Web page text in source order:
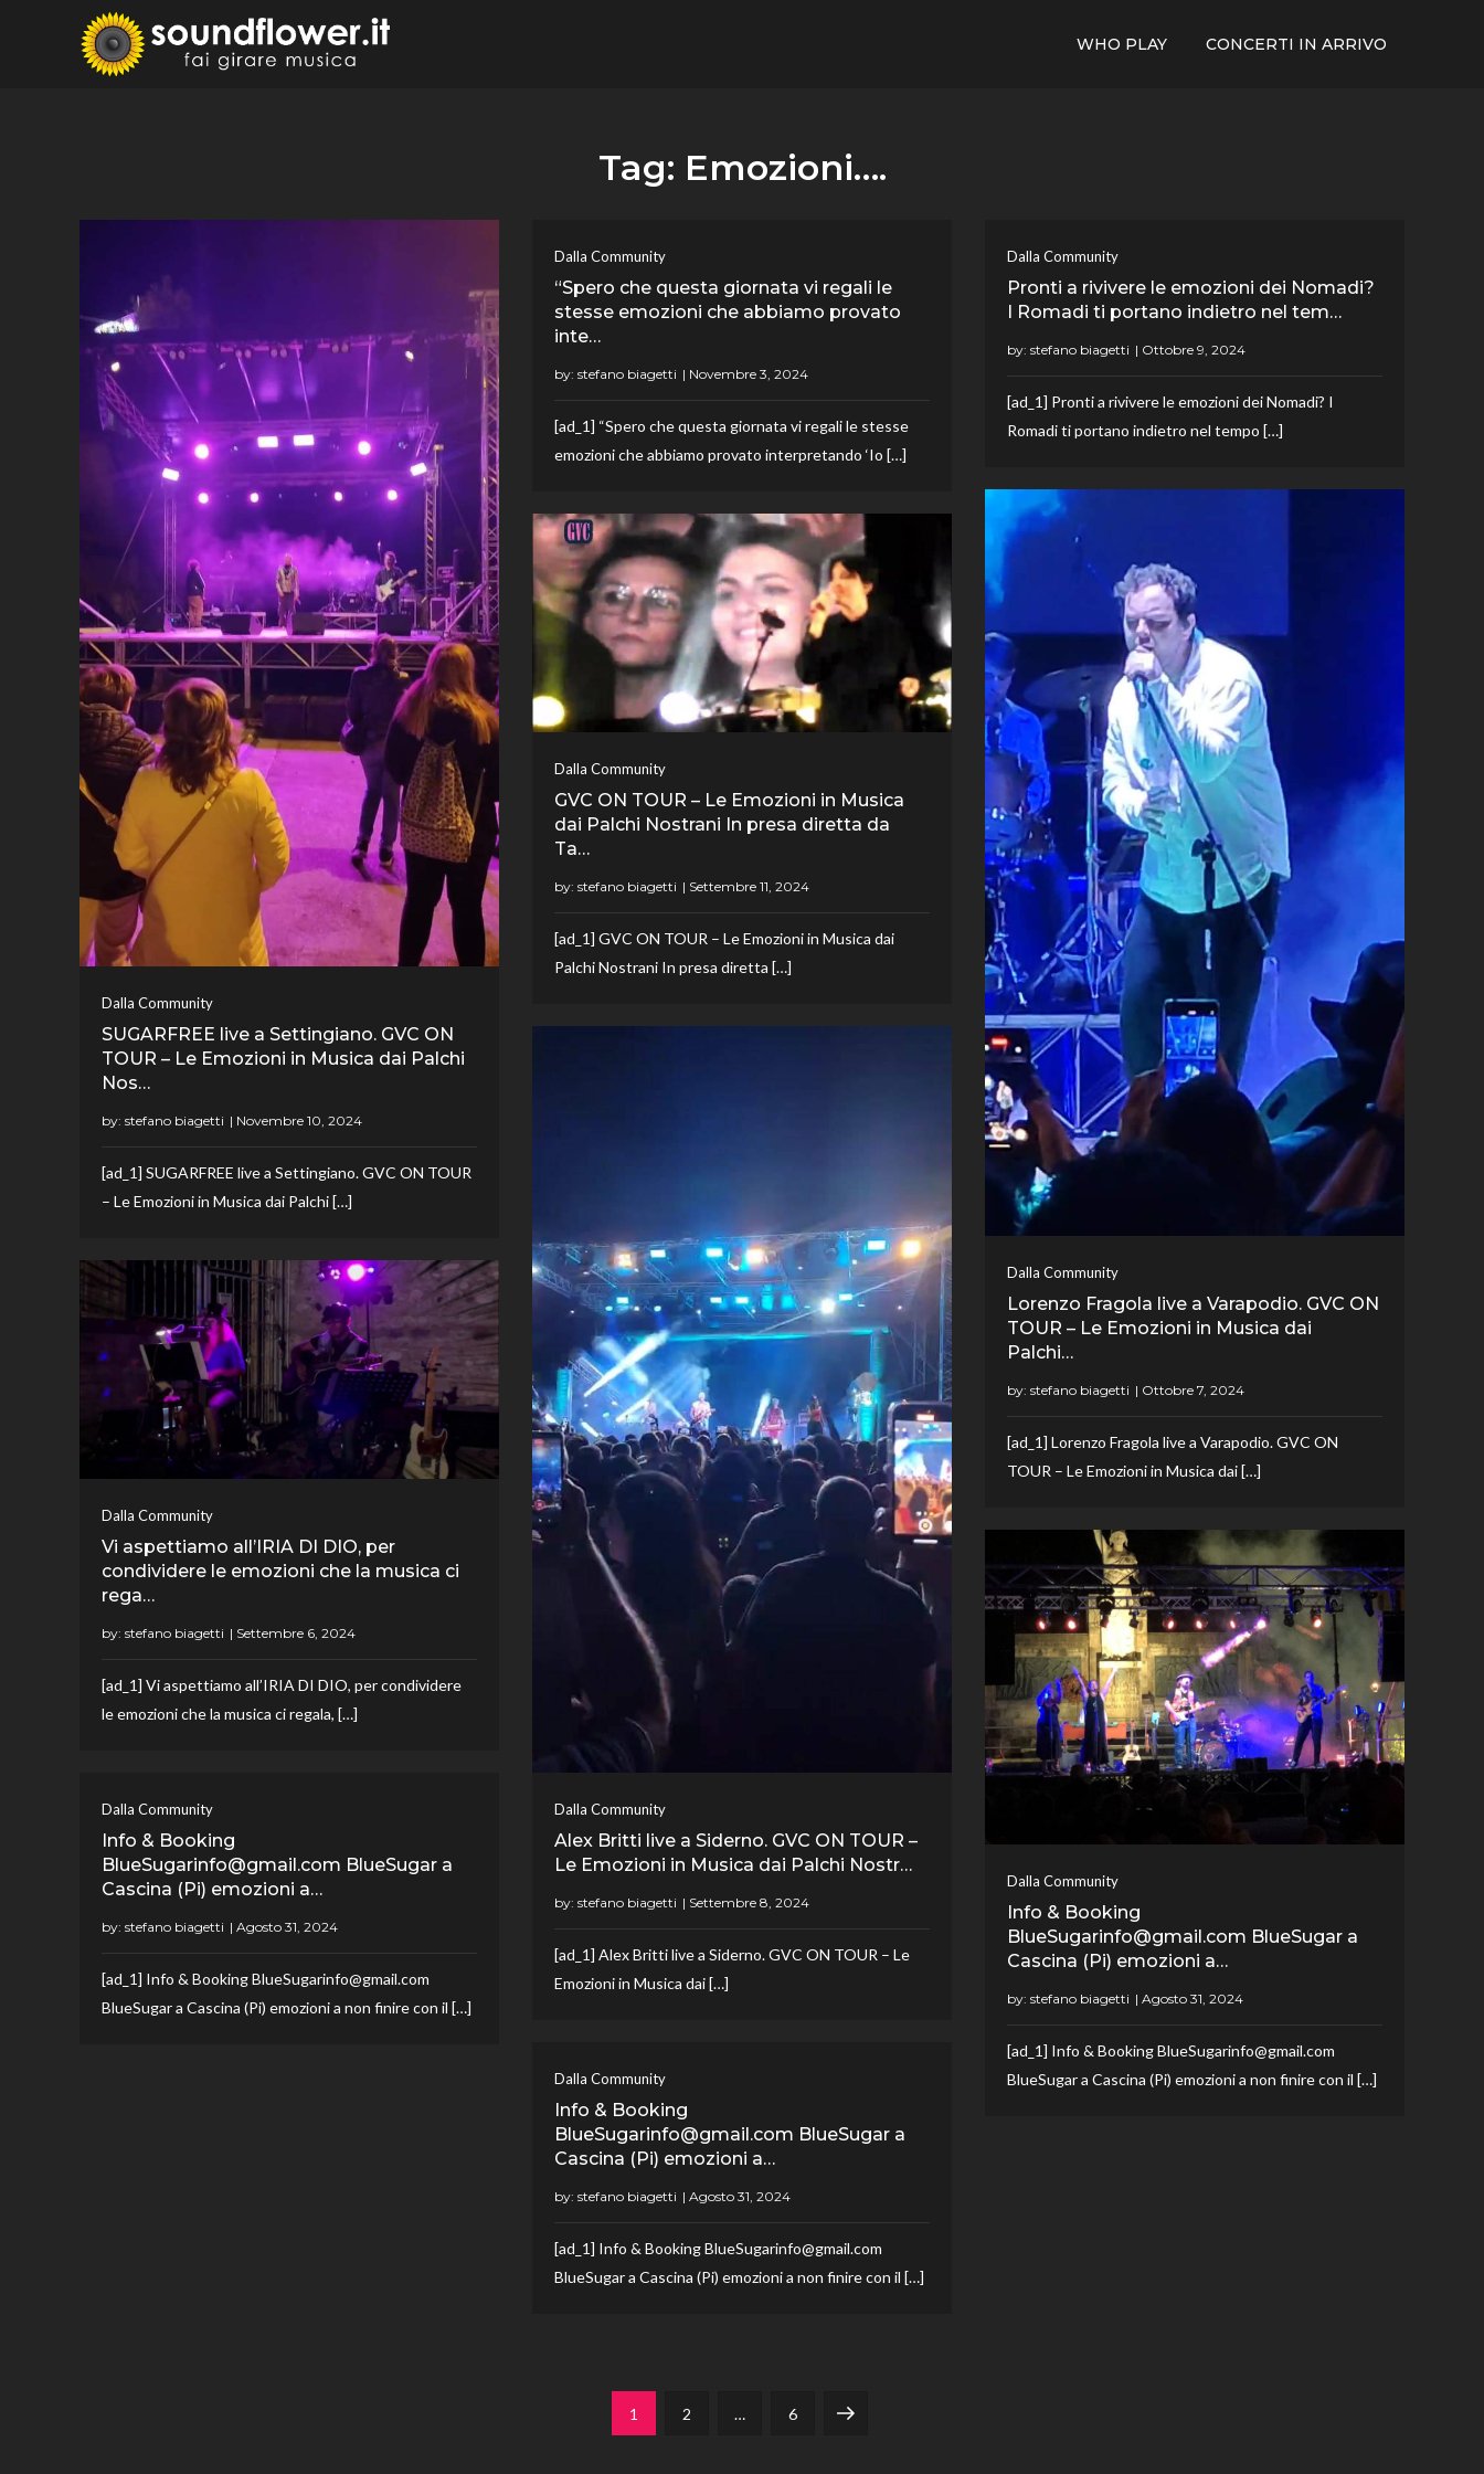
WHO PLAY CONCERTI IN ARRIVO
Tag: Emozioni….
Dalla Community
SUGARFREE live a Settingiano. GVC ON
TOUR – Le Emozioni in Musica dai Palchi
Nos…
by: stefano biagetti
[ad_1] SUGARFREE live a Settingiano. GVC ON TOUR
– Le Emozioni in Musica dai Palchi […]
Dalla Community
“Spero che questa giornata vi regali le
stesse emozioni che abbiamo provato
inte…
by: stefano biagetti
[ad_1] “Spero che questa giornata vi regali le stesse
emozioni che abbiamo provato interpretando ‘Io […]
Dalla Community
Pronti a rivivere le emozioni dei Nomadi?
I Romadi ti portano indietro nel tem…
by: stefano biagetti
[ad_1] Pronti a rivivere le emozioni dei Nomadi? I
Romadi ti portano indietro nel tempo […]
Dalla Community
Lorenzo Fragola live a Varapodio. GVC ON
TOUR – Le Emozioni in Musica dai
Palchi…
by: stefano biagetti
[ad_1] Lorenzo Fragola live a Varapodio. GVC ON
TOUR – Le Emozioni in Musica dai […]
Dalla Community
GVC ON TOUR – Le Emozioni in Musica
dai Palchi Nostrani In presa diretta da
Ta…
by: stefano biagetti
[ad_1] GVC ON TOUR – Le Emozioni in Musica dai
Palchi Nostrani In presa diretta […]
Dalla Community
Alex Britti live a Siderno. GVC ON TOUR –
Le Emozioni in Musica dai Palchi Nostr…
by: stefano biagetti
[ad_1] Alex Britti live a Siderno. GVC ON TOUR – Le
Emozioni in Musica dai […]
Dalla Community
Vi aspettiamo all’IRIA DI DIO, per
condividere le emozioni che la musica ci
rega…
by: stefano biagetti
[ad_1] Vi aspettiamo all’IRIA DI DIO, per condividere
le emozioni che la musica ci regala, […]
Dalla Community
Info & Booking
BlueSugarinfo@gmail.com BlueSugar a
Cascina (Pi) emozioni a…
by: stefano biagetti
[ad_1] Info & Booking BlueSugarinfo@gmail.com
BlueSugar a Cascina (Pi) emozioni a non finire con il […]
Dalla Community
Info & Booking
BlueSugarinfo@gmail.com BlueSugar a
Cascina (Pi) emozioni a…
by: stefano biagetti
[ad_1] Info & Booking BlueSugarinfo@gmail.com
BlueSugar a Cascina (Pi) emozioni a non finire con il […]
Dalla Community
Info & Booking
BlueSugarinfo@gmail.com BlueSugar a
Cascina (Pi) emozioni a…
by: stefano biagetti
[ad_1] Info & Booking BlueSugarinfo@gmail.com
BlueSugar a Cascina (Pi) emozioni a non finire con il […]
Page
1 Page
2 … Page
6 Next